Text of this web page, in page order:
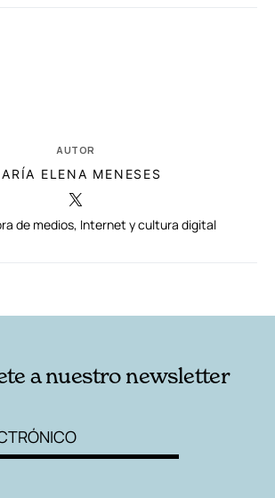
AUTOR
ELENA MENESES
de medios, Internet y cultura digital
a nuestro newsletter